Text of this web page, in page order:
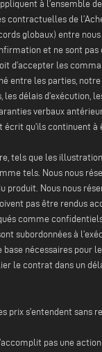
à
de
globaux) entre
et ne sont
d’accepter les
entre les parties,
délais d’exécution,
verbaux
qu’ils continuent
tels que les
tels. Nous nous
Nous nous
pas être rendus
comme
subordonnées à
nécessaires pour
le contrat dans un
prix s’entendent
pas une